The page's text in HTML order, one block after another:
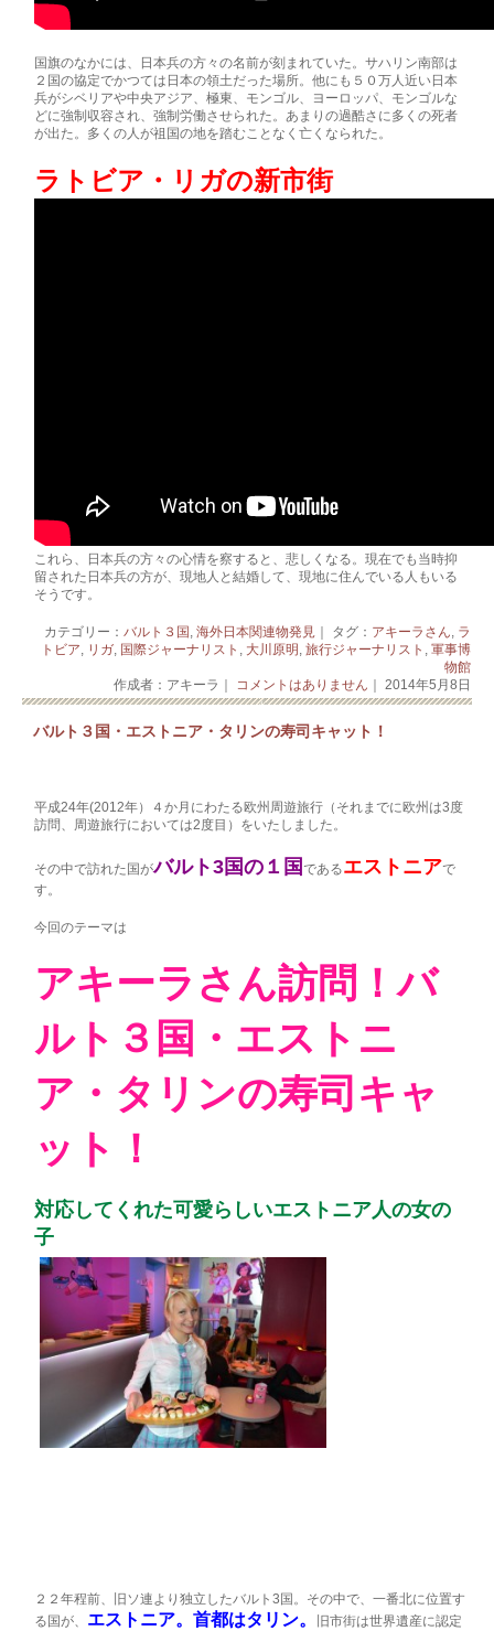
国旗のなかには、日本兵の方々の名前が刻まれていた。サハリン南部は
２国の協定でかつては日本の領土だった場所。他にも５０万人近い日本
兵がシベリアや中央アジア、極東、モンゴル、ヨーロッパ、モンゴルな
どに強制収容され、強制労働させられた。あまりの過酷さに多くの死者
が出た。多くの人が祖国の地を踏むことなく亡くなられた。
ラトビア・リガの新市街
これら、日本兵の方々の心情を察すると、悲しくなる。現在でも当時抑
留された日本兵の方が、現地人と結婚して、現地に住んでいる人もいる
そうです。
カテゴリー： バルト３国 海外日本関連物発見 ｜ タグ： アキーラさん ラ
トビア
リガ, 国際ジャーナリスト 大川原明 旅行ジャーナリスト
軍事博
物館
作成者：アキーラ｜
コメントはありません ｜ 2014年5月8日
バルト３国・エストニア・タリンの寿司キャット！
平成24年(2012年）４か月にわたる欧州周遊旅行（それまでに欧州は3度
訪問、周遊旅行においては2度目）をいたしました。
その中で訪れた国がバルト3国の１国であるエストニアで
す。
今回のテーマは
アキーラさん訪問！バ
ルト３国・エストニ
ア・タリンの寿司キャ
ット！
対応してくれた可愛らしいエストニア人の女の
子
２２年程前、旧ソ連より独立したバルト3国。その中で、一番北に位置す
る国が、 エストニア。首都はタリン。 旧市街は世界遺産に認定